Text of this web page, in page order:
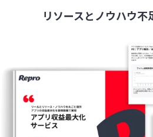
リソースとノウハウ不